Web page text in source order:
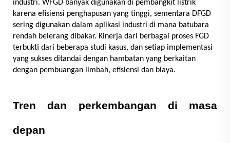
industri. WFGD banyak digunakan di pembangkit listrik
karena efisiensi penghapusan yang tinggi, sementara DFGD
sering digunakan dalam aplikasi industri di mana batubara
rendah belerang dibakar. Kinerja dari berbagai proses FGD
terbukti dari beberapa studi kasus, dan setiap implementasi
yang sukses ditandai dengan hambatan yang berkaitan
dengan pembuangan limbah, efisiensi dan biaya.
Tren dan perkembangan di masa
depan